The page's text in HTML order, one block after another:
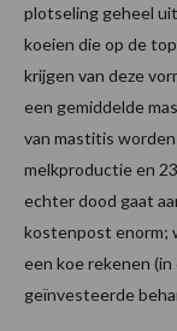
plotseling geheel
koeien die op de
krijgen van deze
een gemiddelde
van mastitis
melkproductie en
echter dood gaat
kostenpost enorm;
een koe rekenen (in
geïnvesteerde